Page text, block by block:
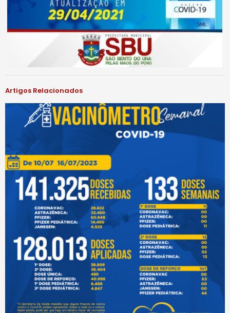
Artigos Relacionados